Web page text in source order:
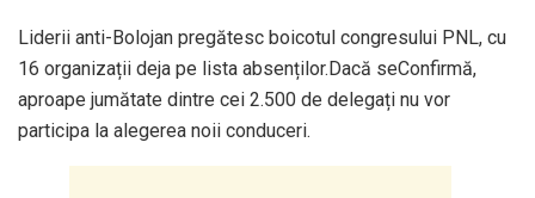
Liderii anti-Bolojan pregătesc boicotul congresului PNL, cu
16 organizații deja pe lista absenților.Dacă seConfirmă,
aproape jumătate dintre cei 2.500 de delegați nu vor
participa la alegerea noii conduceri.